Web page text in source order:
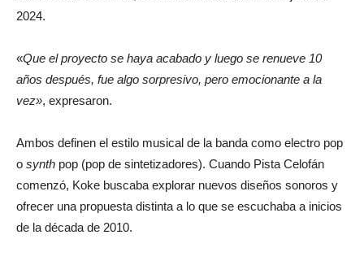
2024.
«Que el proyecto se haya acabado y luego se renueve 10
años después, fue algo sorpresivo, pero emocionante a la
vez», expresaron.
Ambos definen el estilo musical de la banda como electro pop
o synth pop (pop de sintetizadores). Cuando Pista Celofán
comenzó, Koke buscaba explorar nuevos diseños sonoros y
ofrecer una propuesta distinta a lo que se escuchaba a inicios
de la década de 2010.